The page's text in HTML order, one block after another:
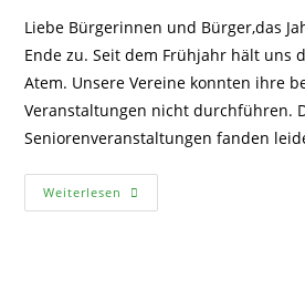
Liebe Bürgerinnen und Bürger,das
Ende zu. Seit dem Frühjahr hält uns
Atem. Unsere Vereine konnten ihre
Veranstaltungen nicht durchführen.
Seniorenveranstaltungen fanden
Weiterlesen Weihnachtsbrief
2020